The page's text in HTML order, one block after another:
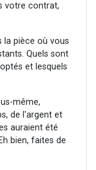
votre contrat,
la pièce où vous
Quels sont
et lesquels
même,
de l'argent et
auraient été
bien, faites de